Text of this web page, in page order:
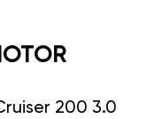
200 3.0